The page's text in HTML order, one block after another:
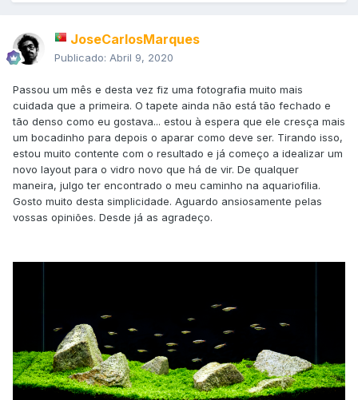
JoseCarlosMarques
Publicado: Abril 9, 2020
Passou um mês e desta vez fiz uma fotografia muito mais
cuidada que a primeira. O tapete ainda não está tão fechado e
tão denso como eu gostava... estou à espera que ele cresça mais
um bocadinho para depois o aparar como deve ser. Tirando isso,
estou muito contente com o resultado e já começo a idealizar um
novo layout para o vidro novo que há de vir. De qualquer
maneira, julgo ter encontrado o meu caminho na aquariofilia.
Gosto muito desta simplicidade. Aguardo ansiosamente pelas
vossas opiniões. Desde já as agradeço.